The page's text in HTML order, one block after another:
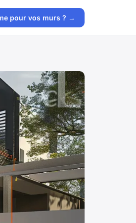
pour vos murs ? →